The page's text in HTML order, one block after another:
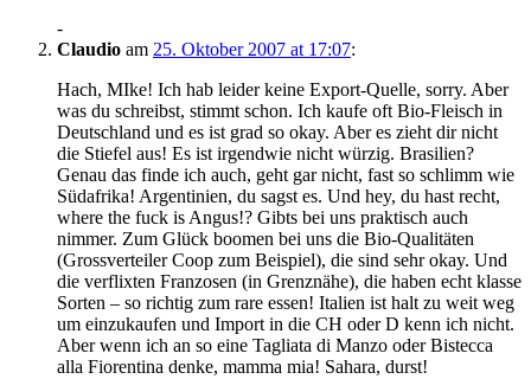
-
Claudio am 25. Oktober 2007 at 17:07:
Hach, MIke! Ich hab leider keine Export-Quelle, sorry. Aber
was du schreibst, stimmt schon. Ich kaufe oft Bio-Fleisch in
Deutschland und es ist grad so okay. Aber es zieht dir nicht
die Stiefel aus! Es ist irgendwie nicht würzig. Brasilien?
Genau das finde ich auch, geht gar nicht, fast so schlimm wie
Südafrika! Argentinien, du sagst es. Und hey, du hast recht,
where the fuck is Angus!? Gibts bei uns praktisch auch
nimmer. Zum Glück boomen bei uns die Bio-Qualitäten
(Grossverteiler Coop zum Beispiel), die sind sehr okay. Und
die verflixten Franzosen (in Grenznähe), die haben echt klasse
Sorten – so richtig zum rare essen! Italien ist halt zu weit weg
um einzukaufen und Import in die CH oder D kenn ich nicht.
Aber wenn ich an so eine Tagliata di Manzo oder Bistecca
alla Fiorentina denke, mamma mia! Sahara, durst!